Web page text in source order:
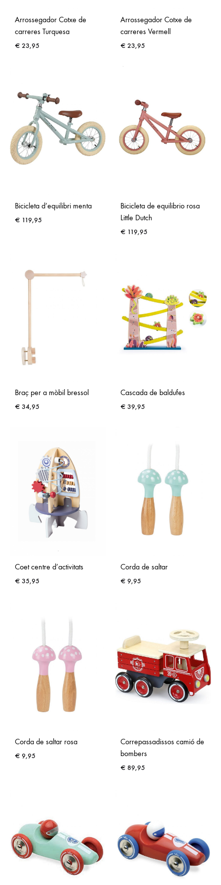
Arrossegador Cotxe de
carreres Turquesa
€ 23,95
Arrossegador Cotxe de
carreres Vermell
€ 23,95
Bicicleta d’equilibri menta
€ 119,95
Bicicleta de equilibrio rosa
Little Dutch
€ 119,95
Braç per a mòbil bressol
€ 34,95
Cascada de baldufes
€ 39,95
Coet centre d’activitats
€ 35,95
Corda de saltar
€ 9,95
Corda de saltar rosa
€ 9,95
Correpassadissos camió de
bombers
€ 89,95